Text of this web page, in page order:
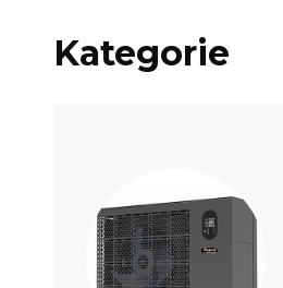
Kategorie